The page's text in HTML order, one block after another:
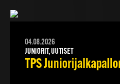
04.08.2026
JUNIORIT, UUTISET
TPS